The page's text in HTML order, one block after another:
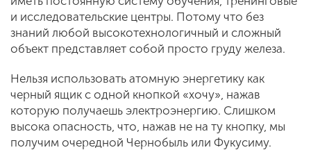
и исследовательские центры. Потому что без
знаний любой высокотехнологичный и сложный
объект представляет собой просто груду железа.
Нельзя использовать атомную энергетику как
черный ящик с одной кнопкой «хочу», нажав
которую получаешь электроэнергию. Слишком
высока опасность, что, нажав не на ту кнопку, мы
получим очередной Чернобыль или Фукусиму.